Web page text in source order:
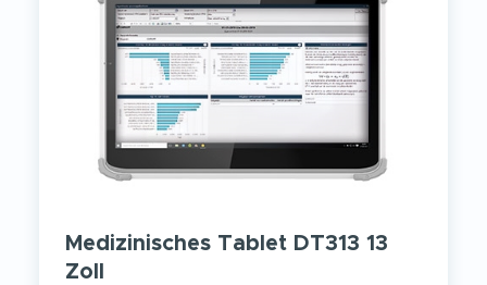
Medizinisches Tablet DT313 13
Zoll